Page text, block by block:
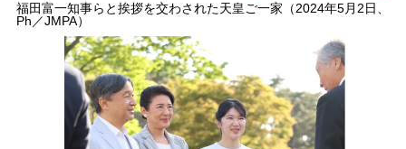
福田富一知事らと挨拶を交わされた天皇ご一家（2024年5月2日、
Ph／JMPA）